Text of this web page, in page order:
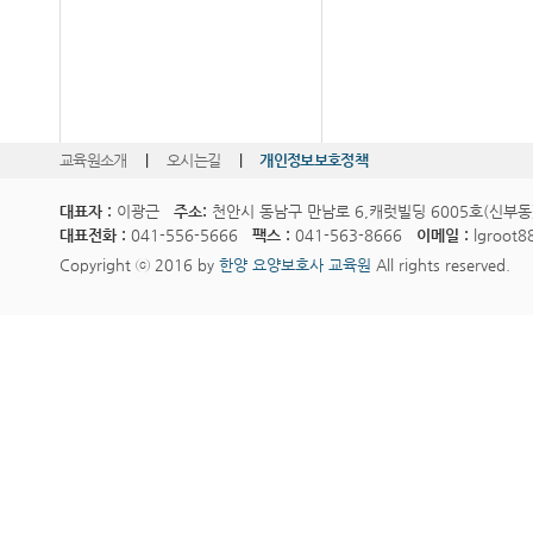
교육원소개 오시는길 개인정보보호정책
대표자 : 이광근 주소: 천안시 동남구 만남로 6,캐럿빌딩 6005호(신부
대표전화 : 041-556-5666 팩스 : 041-563-8666 이메일 :
Copyright ⓒ 2016 by 한양 요양보호사 교육원 All rights reserved.